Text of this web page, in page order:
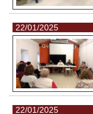
22/01/2025
22/01/2025